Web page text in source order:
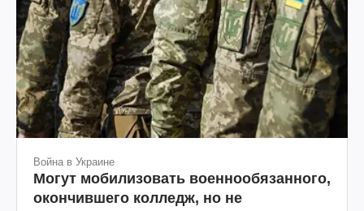
Война в Украине
Могут мобилизовать военнообязанного,
окончившего колледж, но не